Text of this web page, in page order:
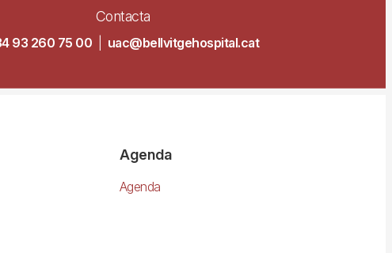
Contacta
93 260 75 00 uac@bellvitgehospital.cat
Agenda
Agenda